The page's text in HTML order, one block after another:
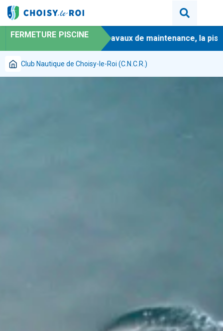
FERMETURE PISCINE
- En raison de travaux de maintenance, la piscine
Club Nautique de Choisy-le-Roi (C.N.C.R.)